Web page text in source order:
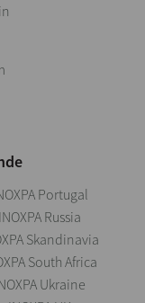
Portugal
INOXPA Russia
Skandinavia
South Africa
Ukraine